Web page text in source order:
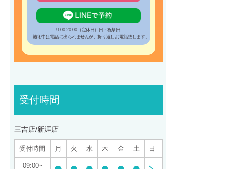
9:00-20:00（定休日）日・祝祭日
施術中は電話に出られませんが、折り返しお電話致します。
受付時間
三吉店/新涯店
受付時間 月 火 水 木 金 土 日
09:00